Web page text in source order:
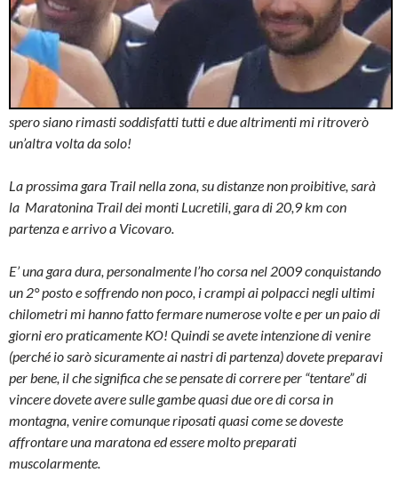
spero siano rimasti soddisfatti tutti e due altrimenti mi ritroverò
un’altra volta da solo!
La prossima gara Trail nella zona, su distanze non proibitive, sarà
la Maratonina Trail dei monti Lucretili, gara di 20,9 km con
partenza e arrivo a Vicovaro.
E’ una gara dura, personalmente l’ho corsa nel 2009 conquistando
un 2° posto e soffrendo non poco, i crampi ai polpacci negli ultimi
chilometri mi hanno fatto fermare numerose volte e per un paio di
giorni ero praticamente KO! Quindi se avete intenzione di venire
(perché io sarò sicuramente ai nastri di partenza) dovete preparavi
per bene, il che significa che se pensate di correre per “tentare” di
vincere dovete avere sulle gambe quasi due ore di corsa in
montagna, venire comunque riposati quasi come se doveste
affrontare una maratona ed essere molto preparati
muscolarmente.